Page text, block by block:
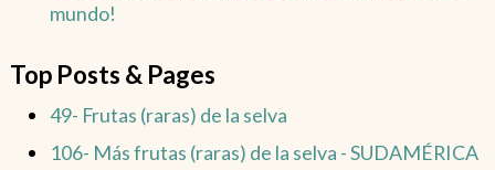
mundo!
Top Posts & Pages
49- Frutas (raras) de la selva
106- Más frutas (raras) de la selva - SUDAMÉRICA